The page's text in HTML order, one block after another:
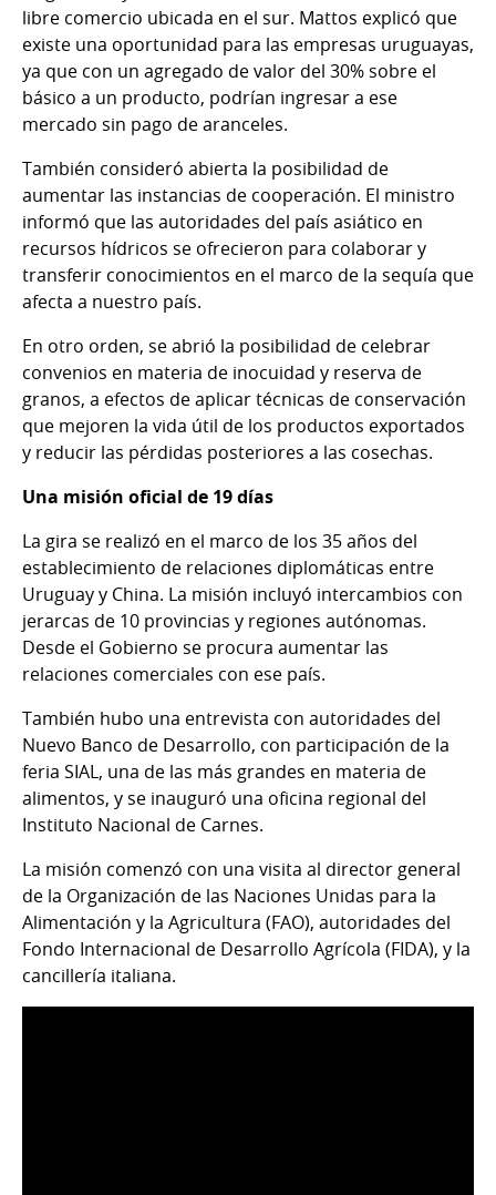
libre comercio ubicada en el sur. Mattos explicó que
existe una oportunidad para las empresas uruguayas,
ya que con un agregado de valor del 30% sobre el
básico a un producto, podrían ingresar a ese
mercado sin pago de aranceles.
También consideró abierta la posibilidad de
aumentar las instancias de cooperación. El ministro
informó que las autoridades del país asiático en
recursos hídricos se ofrecieron para colaborar y
transferir conocimientos en el marco de la sequía que
afecta a nuestro país.
En otro orden, se abrió la posibilidad de celebrar
convenios en materia de inocuidad y reserva de
granos, a efectos de aplicar técnicas de conservación
que mejoren la vida útil de los productos exportados
y reducir las pérdidas posteriores a las cosechas.
Una misión oficial de 19 días
La gira se realizó en el marco de los 35 años del
establecimiento de relaciones diplomáticas entre
Uruguay y China. La misión incluyó intercambios con
jerarcas de 10 provincias y regiones autónomas.
Desde el Gobierno se procura aumentar las
relaciones comerciales con ese país.
También hubo una entrevista con autoridades del
Nuevo Banco de Desarrollo, con participación de la
feria SIAL, una de las más grandes en materia de
alimentos, y se inauguró una oficina regional del
Instituto Nacional de Carnes.
La misión comenzó con una visita al director general
de la Organización de las Naciones Unidas para la
Alimentación y la Agricultura (FAO), autoridades del
Fondo Internacional de Desarrollo Agrícola (FIDA), y la
cancillería italiana.